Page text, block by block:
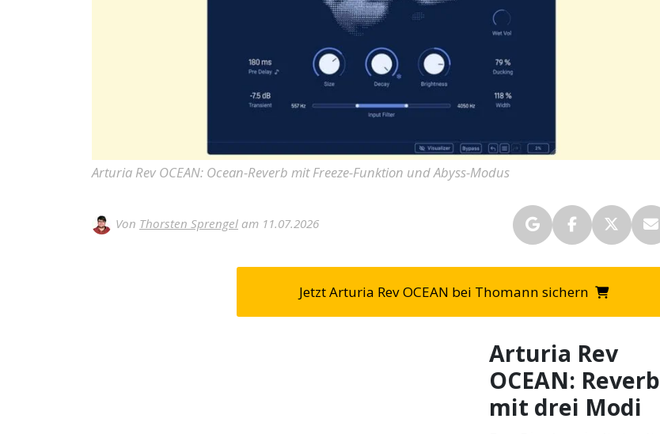
Arturia Rev OCEAN: Ocean-Reverb mit Freeze-Funktion und Abyss-Modus
Von Thorsten Sprengel am 11.07.2026
Jetzt Arturia Rev OCEAN bei Thomann sichern
Arturia Rev
OCEAN: Reverb
mit drei Modi